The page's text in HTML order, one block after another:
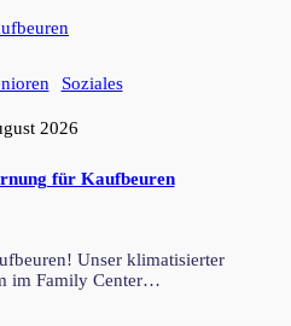
Soziales
2026
für Kaufbeuren
Unser klimatisierter
im Family Center…